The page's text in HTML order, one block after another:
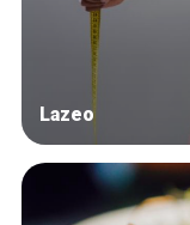
Lazeo